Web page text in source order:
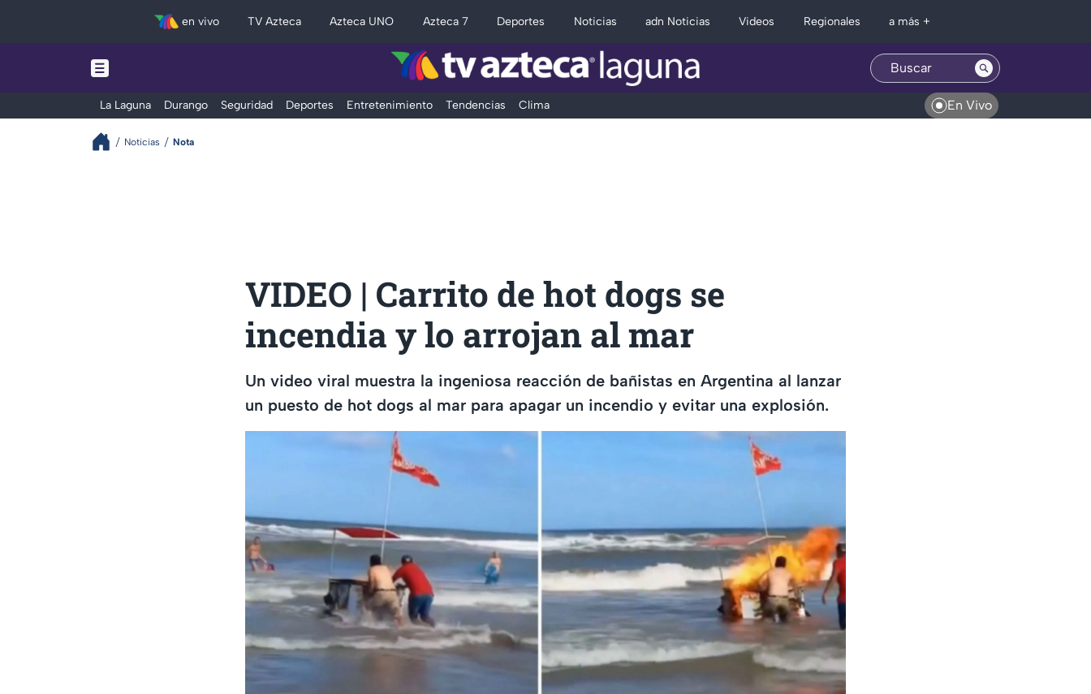
en vivo TV Azteca Azteca UNO Azteca 7 Deportes Noticias adn Noticias Videos Regionales a más +
La Laguna Durango Seguridad Deportes Entretenimiento Tendencias Clima En Vivo
Noticias Nota
VIDEO | Carrito de hot dogs se
incendia y lo arrojan al mar
Un video viral muestra la ingeniosa reacción de bañistas en Argentina al lanzar
un puesto de hot dogs al mar para apagar un incendio y evitar una explosión.